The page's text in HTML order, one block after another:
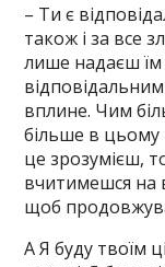
– Ти є
також і за все
лише надаєш
вплине. Чим
більше в цьому
це зрозумієш,
вчитимешся на
щоб
А Я буду твоїм